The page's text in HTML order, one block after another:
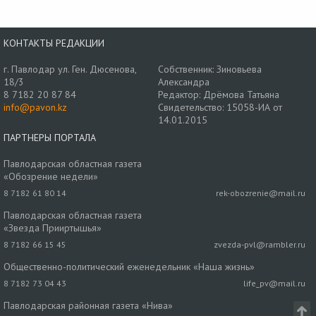
КОНТАКТЫ РЕДАКЦИИ
г. Павлодар ул. Ген. Дюсенова,
18/3
8 7182 20 87 84
info@pavon.kz
Собственник: Зиновьева
Александра
Редактор: Дрёмова Татьяна
Свидетельство: 15058-ИА от
14.01.2015
ПАРТНЕРЫ ПОРТАЛА
Павлодарская областная газета
«Обозрение недели»
8 7182 61 80 14 rek-obozrenie@mail.ru
Павлодарская областная газета
«Звезда Прииртышья»
8 7182 66 15 45 zvezda-pvl@rambler.ru
Общественно-политический еженедельник «Наша жизнь»
8 7182 73 04 43 life_pv@mail.ru
Павлодарская районная газета «Нива»